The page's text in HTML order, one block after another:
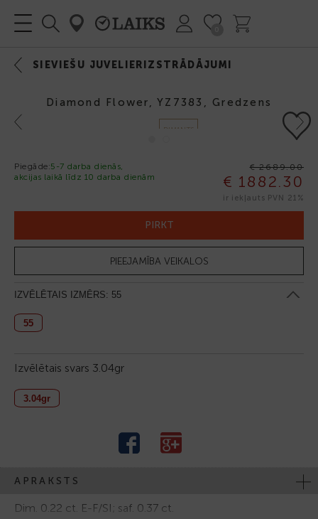
SIEVIEŠU JUVELIERIZSTRĀDĀJUMI
Diamond Flower, YZ7383, Gredzens
Previous
DIMANTS
Next
Piegāde:5-7 darba dienās,
akcijas laikā līdz 10 darba dienām
€ 2689.00
€ 1882.30
ir iekļauts PVN 21%
PIRKT
PIEEJAMĪBA VEIKALOS
IZVĒLĒTAIS IZMĒRS: 55
55
Izvēlētais svars 3.04gr
3.04gr
APRAKSTS
Dim. 0.22 ct. E-F/SI; saf. 0.37 ct.